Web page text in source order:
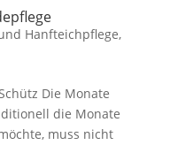
Hanfteichpflege,
Die Monate
die Monate
muss nicht